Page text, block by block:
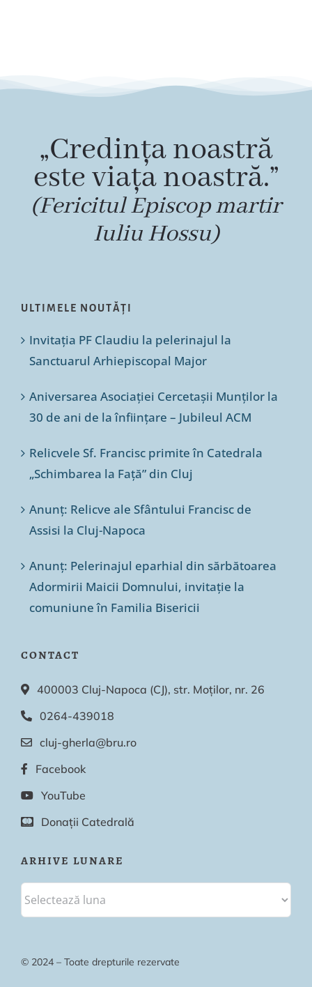
„Credința noastră
este viața noastră.”
(Fericitul Episcop martir
Iuliu Hossu)
ULTIMELE NOUTĂȚI
Invitația PF Claudiu la pelerinajul la
Sanctuarul Arhiepiscopal Major
Aniversarea Asociației Cercetașii Munților la
30 de ani de la înființare – Jubileul ACM
Relicvele Sf. Francisc primite în Catedrala
„Schimbarea la Față” din Cluj
Anunț: Relicve ale Sfântului Francisc de
Assisi la Cluj-Napoca
Anunț: Pelerinajul eparhial din sărbătoarea
Adormirii Maicii Domnului, invitație la
comuniune în Familia Bisericii
CONTACT
400003 Cluj-Napoca (CJ), str. Moților, nr. 26
0264-439018
cluj-gherla@bru.ro
Facebook
YouTube
Donații Catedrală
ARHIVE LUNARE
© 2024 – Toate drepturile rezervate